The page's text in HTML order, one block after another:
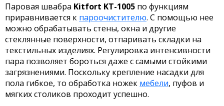
Паровая швабра Kitfort KT-1005 по функциям
приравнивается к пароочистителю. С помощью нее
можно обрабатывать стены, окна и другие
стеклянные поверхности, отпаривать складки на
текстильных изделиях. Регулировка интенсивности
пара позволяет бороться даже с самыми стойкими
загрязнениями. Поскольку крепление насадки для
пола гибкое, то обработка ножек мебели, пуфов и
мягких столиков проходит успешно.